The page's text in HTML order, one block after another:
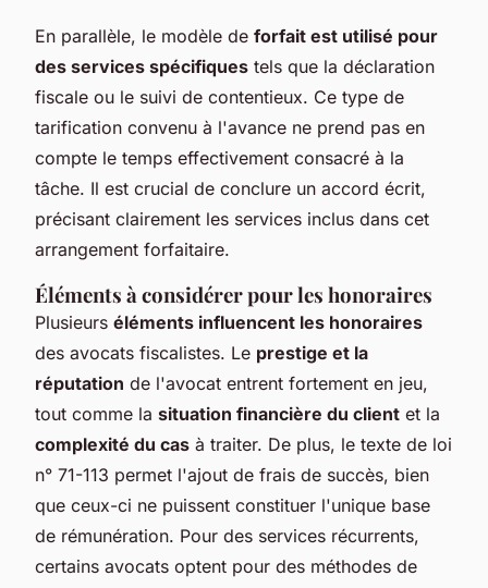
En parallèle, le modèle de forfait est utilisé pour
des services spécifiques tels que la déclaration
fiscale ou le suivi de contentieux. Ce type de
tarification convenu à l'avance ne prend pas en
compte le temps effectivement consacré à la
tâche. Il est crucial de conclure un accord écrit,
précisant clairement les services inclus dans cet
arrangement forfaitaire.
Éléments à considérer pour les honoraires
Plusieurs éléments influencent les honoraires
des avocats fiscalistes. Le prestige et la
réputation de l'avocat entrent fortement en jeu,
tout comme la situation financière du client et la
complexité du cas à traiter. De plus, le texte de loi
n° 71-113 permet l'ajout de frais de succès, bien
que ceux-ci ne puissent constituer l'unique base
de rémunération. Pour des services récurrents,
certains avocats optent pour des méthodes de